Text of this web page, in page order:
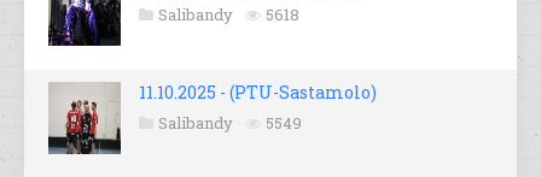
Salibandy 5618
11.10.2025 - (PTU-Sastamolo)
Salibandy 5549